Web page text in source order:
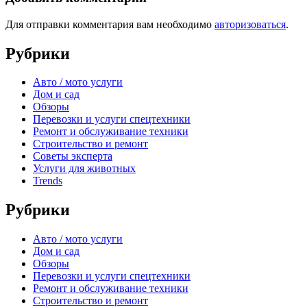
Для отправки комментария вам необходимо авторизоваться.
Рубрики
Авто / мото услуги
Дом и сад
Обзоры
Перевозки и услуги спецтехники
Ремонт и обслуживание техники
Строительство и ремонт
Советы эксперта
Услуги для животных
Trends
Рубрики
Авто / мото услуги
Дом и сад
Обзоры
Перевозки и услуги спецтехники
Ремонт и обслуживание техники
Строительство и ремонт